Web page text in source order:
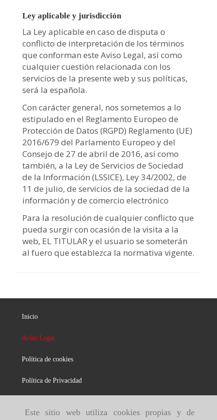
Este sitio web utiliza cookies propias y de
Ley aplicable y jurisdicción
La Ley aplicable en caso de disputa o
conflicto de interpretación de los términos
que conforman este Aviso Legal, así como
cualquier cuestión relacionada con los
servicios de la presente web y sus políticas,
será la española.
Con carácter general, nos sometemos a lo
estipulado en el Reglamento Europeo de
Protección de Datos (RGPD) Reglamento (UE)
2016/679 del Parlamento Europeo y del
Consejo de 27 de abril de 2016, así como
también, a la Ley de Servicios de Sociedad
de la Información (LSSICE), Ley 34/2002, de
11 de julio, de servicios de la sociedad de la
información y de comercio electrónico
Para la resolución de cualquier conflicto que
pueda surgir con ocasión de la visita a la
web, EL TITULAR y el usuario se someterán
al fuero que establezca la normativa vigente.
Inicio
Aviso Legal
Política de cookies
Política de Privacidad